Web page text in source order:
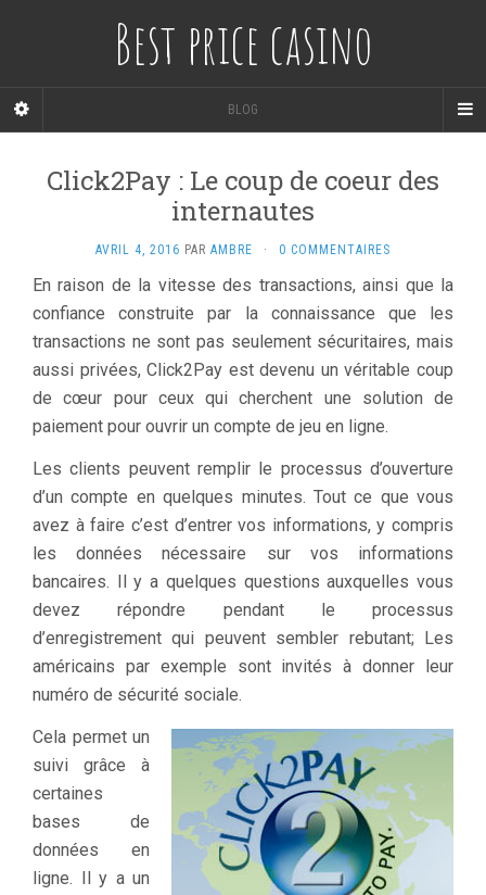
Best price casino
BLOG
Click2Pay : Le coup de coeur des
internautes
AVRIL 4, 2016 PAR AMBRE · 0 COMMENTAIRES
En raison de la vitesse des transactions, ainsi que la
confiance construite par la connaissance que les
transactions ne sont pas seulement sécuritaires, mais
aussi privées, Click2Pay est devenu un véritable coup
de cœur pour ceux qui cherchent une solution de
paiement pour ouvrir un compte de jeu en ligne.
Les clients peuvent remplir le processus d’ouverture
d’un compte en quelques minutes. Tout ce que vous
avez à faire c’est d’entrer vos informations, y compris
les données nécessaire sur vos informations
bancaires. Il y a quelques questions auxquelles vous
devez répondre pendant le processus
d’enregistrement qui peuvent sembler rebutant; Les
américains par exemple sont invités à donner leur
numéro de sécurité sociale.
Cela permet un
suivi grâce à
certaines
bases de
données en
ligne. Il y a un